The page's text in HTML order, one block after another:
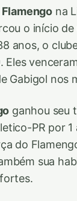
Flamengo na
o início
anos, o
Eles
Gabigol nos
ganhou seu
PR por 1
do
sua